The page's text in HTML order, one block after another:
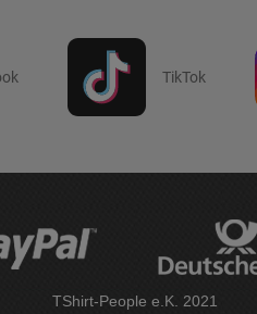
TikTok
TShirt-People e.K. 2021